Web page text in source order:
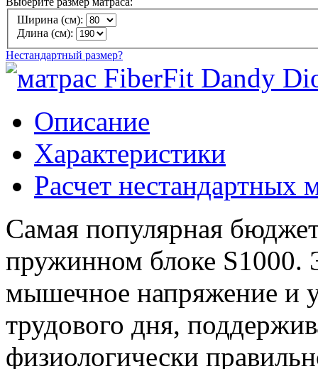
Ширина (см):
Длина (см):
Нестандартный размер?
Описание
Характеристики
Расчет нестандартных
Самая популярная
пружинном блоке S1000.
мышечное напряжение и
трудового дня,
физиологически